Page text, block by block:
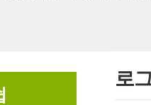
로